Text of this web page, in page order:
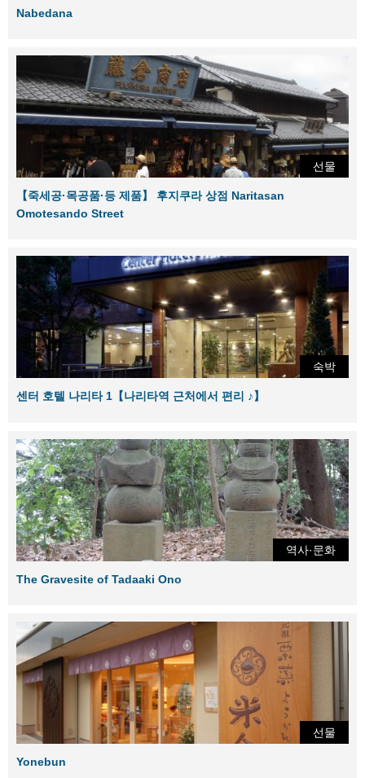
Nabedana
선물
【죽세공·목공품·등 제품】 후지쿠라 상점 Naritasan
Omotesando Street
숙박
센터 호텔 나리타 1【나리타역 근처에서 편리 ♪】
역사·문화
The Gravesite of Tadaaki Ono
선물
Yonebun